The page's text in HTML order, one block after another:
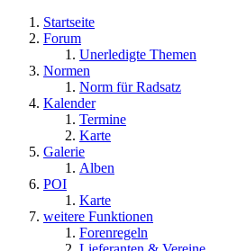
Startseite
Forum
Unerledigte Themen
Normen
Norm für Radsatz
Kalender
Termine
Karte
Galerie
Alben
POI
Karte
weitere Funktionen
Forenregeln